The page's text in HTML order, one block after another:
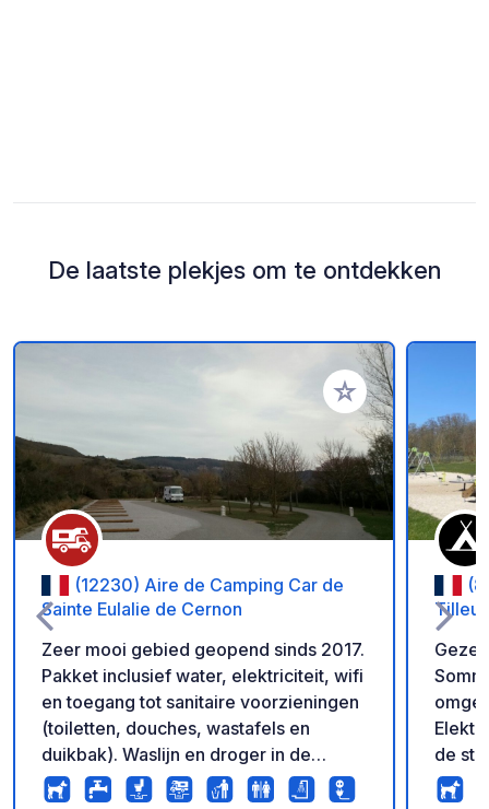
De laatste plekjes om te ontdekken
Voeg toe aan je
(12230) Aire de Camping Car de
Sainte Eulalie de Cernon
Zeer mooi gebied geopend sinds 2017.
Pakket inclusief water, elektriciteit, wifi
en toegang tot sanitaire voorzieningen
(toiletten, douches, wastafels en
duikbak). Waslijn en droger in de
kamer waar de toiletten zich bevinden.
de
en